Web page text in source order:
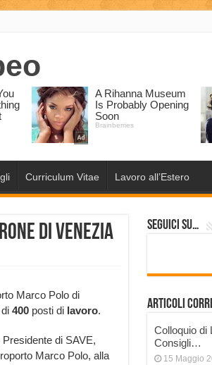
Curriculum Vitae Lavoro all’Estero
di Venezia
Marco Polo di
400posti di lavoro.
di SAVE,
Marco Polo, alla
Seguici su…
Articoli
Colloquio di
Consigli…
15 Maggio